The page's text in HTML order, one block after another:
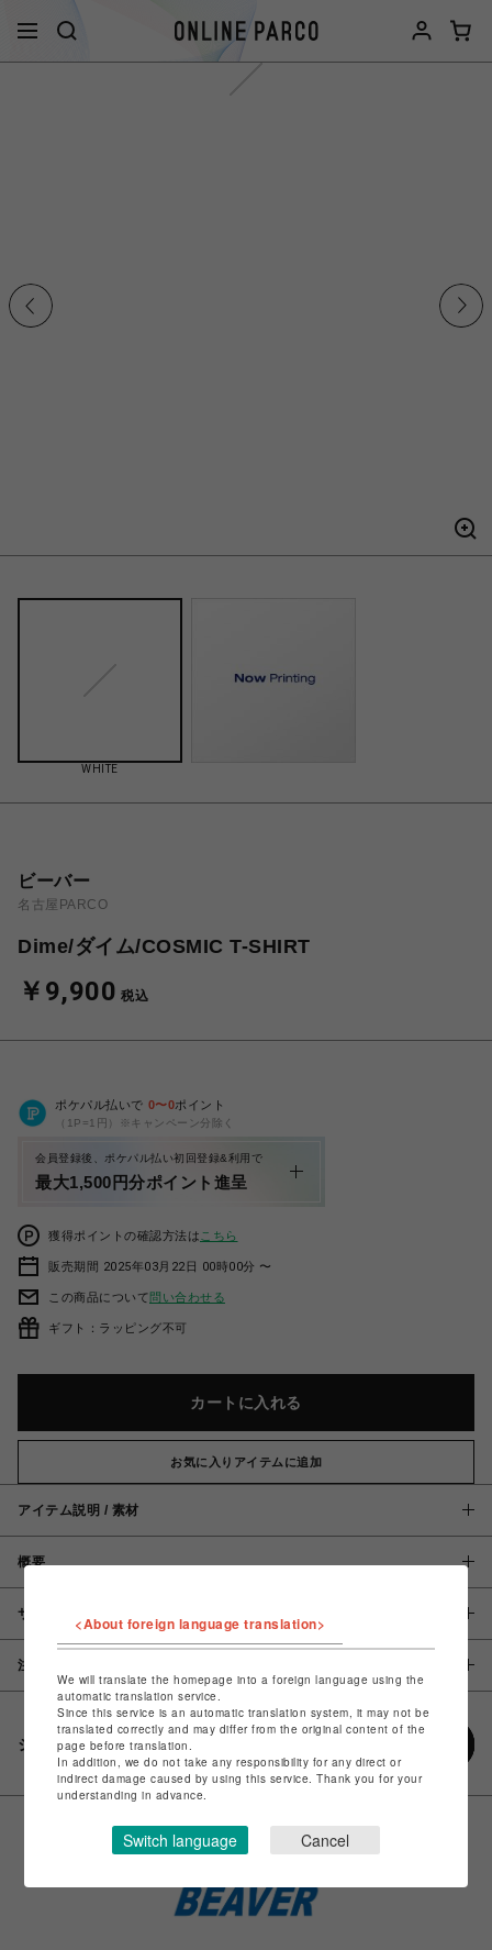
WHITE
ビーバー
名古屋PARCO
Dime/ダイム/COSMIC T-SHIRT
￥9,900 税込
ポケパル払いで 0〜0ポイント
（1P=1円）※キャンペーン分除く
会員登録後、ポケパル払い初回登録&利用で
最大1,500円分ポイント進呈
獲得ポイントの確認方法は こちら
販売期間 2025年03月22日 00時00分 〜
この商品について問い合わせる
ギフト：ラッピング不可
カートに入れる
お気に入りアイテムに追加
アイテム説明 / 素材
概要
サイズ
注意事項
シェアする
<About foreign language translation>
We will translate the homepage into a foreign language using the
automatic translation service.
Since this service is an automatic translation system, it may not be
translated correctly and may differ from the original content of the
page before translation.
In addition, we do not take any responsibility for any direct or
indirect damage caused by using this service. Thank you for your
understanding in advance.
Switch language Cancel